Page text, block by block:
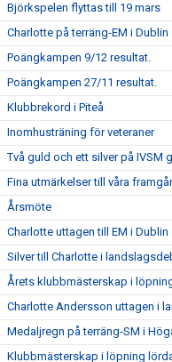
Björkspelen flyttas till 19 mars
Charlotte på terräng-EM i Dublin
Poängkampen 9/12 resultat.
Poängkampen 27/11 resultat.
Klubbrekord i Piteå
Inomhusträning för veteraner
Två guld och ett silver på IVSM
Fina utmärkelser till våra
Årsmöte
Charlotte uttagen till EM i Dublin
Silver till Charlotte i
Årets klubbmästerskap i
Charlotte Andersson uttagen i
Medaljregn på terräng-SM i
Klubbmästerskap i löpning